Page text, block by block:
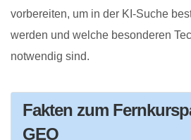
vorbereiten, um in der KI-Suche
werden und welche besonderen
notwendig sind.
Fakten zum
GEO